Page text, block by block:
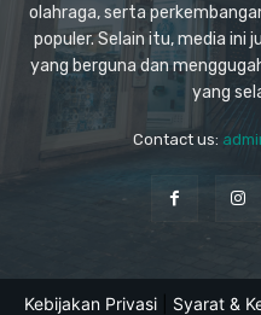
olahraga, serta
populer. Selain itu, media ini
yang berguna dan
yang
Contact us:
Kebijakan Privasi Syarat &